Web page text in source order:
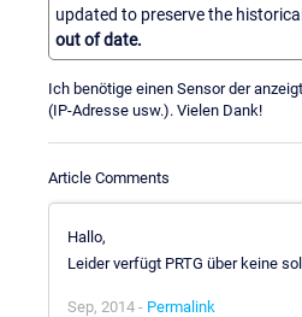
updated to preserve the
out of date.
Ich benötige einen Sensor der
(IP-Adresse usw.). Vielen Dank!
Article Comments
Hallo,
Leider verfügt PRTG über keine
Sep, 2014 - Permalink